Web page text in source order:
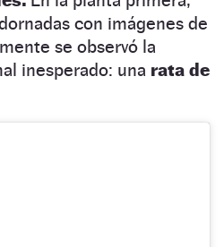
con imágenes de
se observó la
inesperado: una rata de